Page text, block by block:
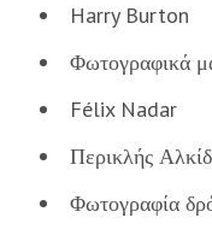
Harry Burton
Φωτογραφικά
Félix Nadar
Περικλής
Φωτογραφία